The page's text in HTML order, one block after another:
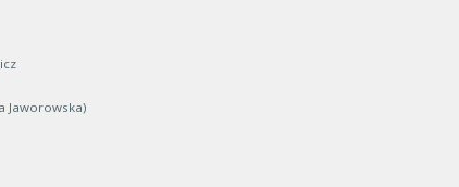
Jaworowska)